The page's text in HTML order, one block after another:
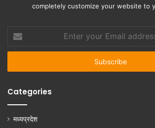
completely customize your website to
your
Email
Categories
मध्यप्रदेश